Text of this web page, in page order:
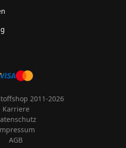
2011-2026
Karriere
AGB